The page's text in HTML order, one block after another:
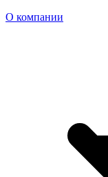
О компании